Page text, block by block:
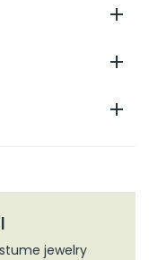
jewelry